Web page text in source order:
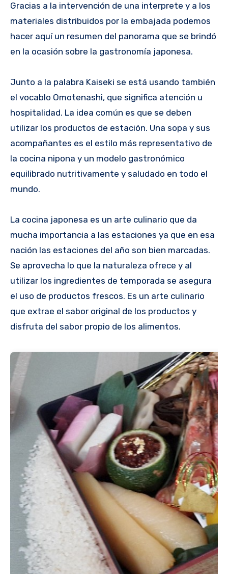
Gracias a la intervención de una interprete y a los
materiales distribuidos por la embajada podemos
hacer aquí un resumen del panorama que se brindó
en la ocasión sobre la gastronomía japonesa.
Junto a la palabra Kaiseki se está usando también
el vocablo Omotenashi, que significa atención u
hospitalidad. La idea común es que se deben
utilizar los productos de estación. Una sopa y sus
acompañantes es el estilo más representativo de
la cocina nipona y un modelo gastronómico
equilibrado nutritivamente y saludado en todo el
mundo.
La cocina japonesa es un arte culinario que da
mucha importancia a las estaciones ya que en esa
nación las estaciones del año son bien marcadas.
Se aprovecha lo que la naturaleza ofrece y al
utilizar los ingredientes de temporada se asegura
el uso de productos frescos. Es un arte culinario
que extrae el sabor original de los productos y
disfruta del sabor propio de los alimentos.